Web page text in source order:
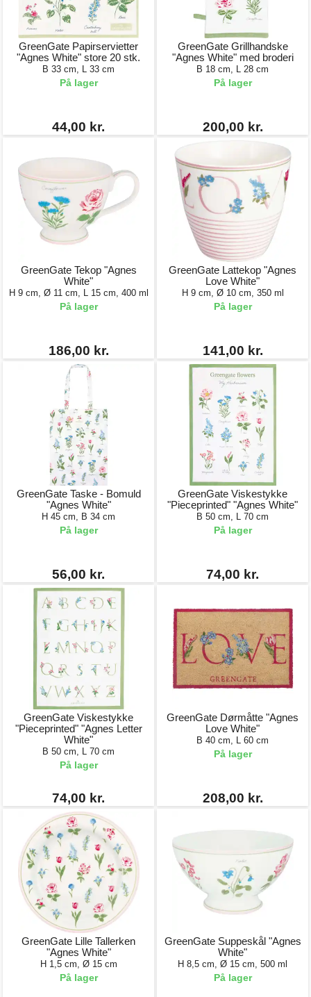
GreenGate Papirservietter
"Agnes White" store 20 stk.
B 33 cm, L 33 cm
På lager
44,00 kr.
GreenGate Grillhandske
"Agnes White" med broderi
B 18 cm, L 28 cm
På lager
200,00 kr.
GreenGate Tekop "Agnes
White"
H 9 cm, Ø 11 cm, L 15 cm, 400 ml
På lager
186,00 kr.
GreenGate Lattekop "Agnes
Love White"
H 9 cm, Ø 10 cm, 350 ml
På lager
141,00 kr.
GreenGate Taske - Bomuld
"Agnes White"
H 45 cm, B 34 cm
På lager
56,00 kr.
GreenGate Viskestykke
"Pieceprinted" "Agnes White"
B 50 cm, L 70 cm
På lager
74,00 kr.
GreenGate Viskestykke
"Pieceprinted" "Agnes Letter
White"
B 50 cm, L 70 cm
På lager
74,00 kr.
GreenGate Dørmåtte "Agnes
Love White"
B 40 cm, L 60 cm
På lager
208,00 kr.
GreenGate Lille Tallerken
"Agnes White"
H 1,5 cm, Ø 15 cm
På lager
GreenGate Suppeskål "Agnes
White"
H 8,5 cm, Ø 15 cm, 500 ml
På lager